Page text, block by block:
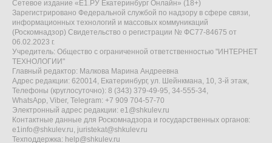
Сетевое издание «Е1.РУ Екатеринбург Онлайн» (18+)
Зарегистрировано Федеральной службой по надзору в сфере связи,
информационных технологий и массовых коммуникаций
(Роскомнадзор) Свидетельство о регистрации № ФС77-84675 от
06.02.2023 г.
Учредитель: Общество с ограниченной ответственностью "ИНТЕРНЕТ
ТЕХНОЛОГИИ"
Главный редактор: Малкова Марина Андреевна
Адрес редакции: 620014, Екатеринбург, ул. Шейнкмана, 10, 3-й этаж,
Телефоны (круглосуточно): 8 (343) 379-49-95, 34-555-34,
WhatsApp, Viber, Telegram: +7 909 704-57-70
Электронный адрес редакции: e1@shkulev.ru
Контактные данные для Роскомнадзора и государственных органов:
e1info@shkulev.ru, juristekat@shkulev.ru
Техподдержка: help@shkulev.ru